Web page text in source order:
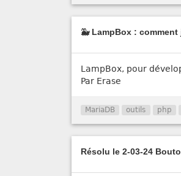
🐳 LampBox : comment
LampBox, pour
Par Erase
MariaDB outils php
Résolu le 2-03-24